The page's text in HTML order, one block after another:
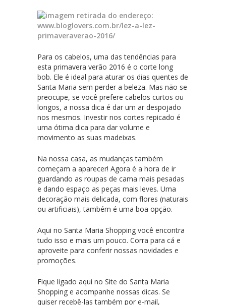
Para os cabelos, uma das tendências para
esta primavera verão 2016 é o corte long
bob. Ele é ideal para aturar os dias quentes de
Santa Maria sem perder a beleza. Mas não se
preocupe, se você prefere cabelos curtos ou
longos, a nossa dica é dar um ar despojado
nos mesmos. Investir nos cortes repicado é
uma ótima dica para dar volume e
movimento as suas madeixas.
Na nossa casa, as mudanças também
começam a aparecer! Agora é a hora de ir
guardando as roupas de cama mais pesadas
e dando espaço as peças mais leves. Uma
decoração mais delicada, com flores (naturais
ou artificiais), também é uma boa opção.
Aqui no Santa Maria Shopping você encontra
tudo isso e mais um pouco. Corra para cá e
aproveite para conferir nossas novidades e
promoções.
Fique ligado aqui no Site do Santa Maria
Shopping e acompanhe nossas dicas. Se
quiser recebê-las também por e-mail,